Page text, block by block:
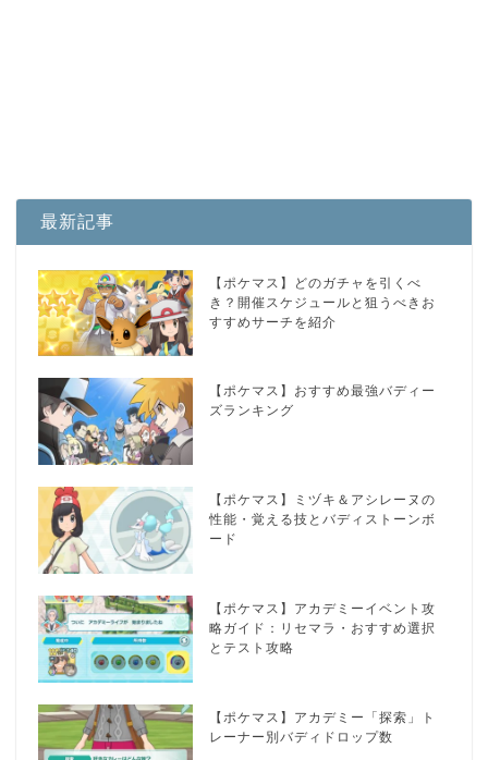
最新記事
【ポケマス】どのガチャを引くべ
き？開催スケジュールと狙うべきお
すすめサーチを紹介
【ポケマス】おすすめ最強バディー
ズランキング
【ポケマス】ミヅキ＆アシレーヌの
性能・覚える技とバディストーンボ
ード
【ポケマス】アカデミーイベント攻
略ガイド：リセマラ・おすすめ選択
とテスト攻略
【ポケマス】アカデミー「探索」ト
レーナー別バディドロップ数